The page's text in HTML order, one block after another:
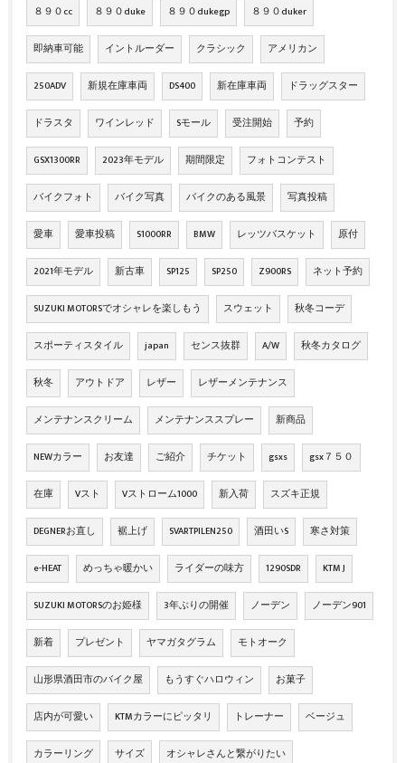
８９０cc ８９０duke ８９０dukegp ８９０duker
即納車可能 イントルーダー クラシック アメリカン
250ADV 新規在庫車両 DS400 新在庫車両 ドラッグスター
ドラスタ ワインレッド Sモール 受注開始 予約
GSX1300RR 2023年モデル 期間限定 フォトコンテスト
バイクフォト バイク写真 バイクのある風景 写真投稿
愛車 愛車投稿 S1000RR BMW レッツバスケット 原付
2021年モデル 新古車 SP125 SP250 Z900RS ネット予約
SUZUKI MOTORSでオシャレを楽しもう スウェット 秋冬コーデ
スポーティスタイル japan センス抜群 A/W 秋冬カタログ
秋冬 アウトドア レザー レザーメンテナンス
メンテナンスクリーム メンテナンススプレー 新商品
NEWカラー お友達 ご紹介 チケット gsxs gsx７５０
在庫 Vスト Vストローム1000 新入荷 スズキ正規
DEGNERお直し 裾上げ SVARTPILEN250 酒田いS 寒さ対策
e-HEAT めっちゃ暖かい ライダーの味方 1290SDR KTM J
SUZUKI MOTORSのお姫様 3年ぶりの開催 ノーデン ノーデン901
新着 プレゼント ヤマガタグラム モトオーク
山形県酒田市のバイク屋 もうすぐハロウィン お菓子
店内が可愛い KTMカラーにピッタリ トレーナー ベージュ
カラーリング サイズ オシャレさんと繋がりたい